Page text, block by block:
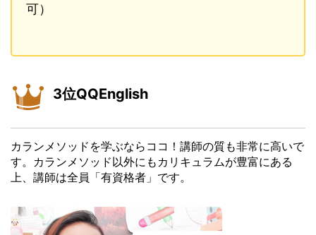
可）
3位QQEnglish
カランメソッドを学ぶならココ！講師の質も非常に高いで
す。カランメソッド以外にもカリキュラムが豊富にある
上、講師は全員「有資格者」です。